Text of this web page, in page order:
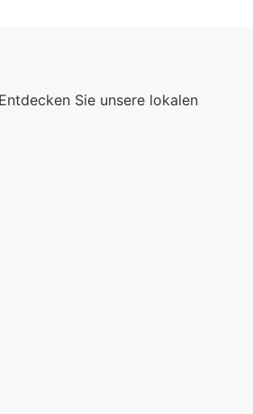
Sie unsere lokalen